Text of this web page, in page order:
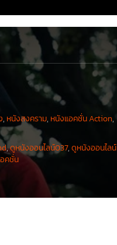
, หนังสงคราม, หนังแอคชั่น Action,
,ดูหนังออนไลน์037,ดูหนังออนไลน์
คชั่น